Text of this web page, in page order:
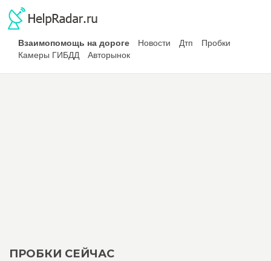
Взаимопомощь на дороге Новости Дтп
Пробки
Камеры ГИБДД
Авторынок
ПРОБКИ СЕЙЧАС